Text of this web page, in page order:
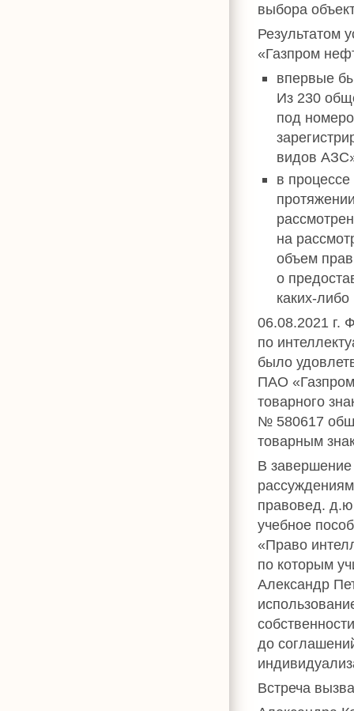
выбора
Результатом
«Газпром
впервые
Из 230
под
видов
в
на
объем
о
каких-либо
06.08.2021 г.
по
было
ПАО
товарного
№ 580617
товарным
В завершение
правовед.
учебное
«Право
по которым
Александр
до
Встреча